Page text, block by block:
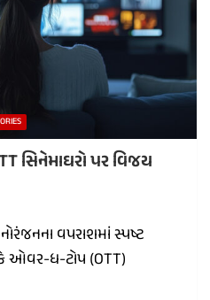
સિનેમાઘરો પર વિજય
વપરાશમાં સ્પષ્ટ
ઓવર-ધ-ટોપ (OTT)